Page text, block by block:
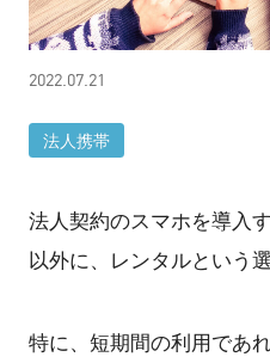
2022.07.21
法人携帯
法人契約のスマホを導入
以外に、レンタルという
特に、短期間の利用であ